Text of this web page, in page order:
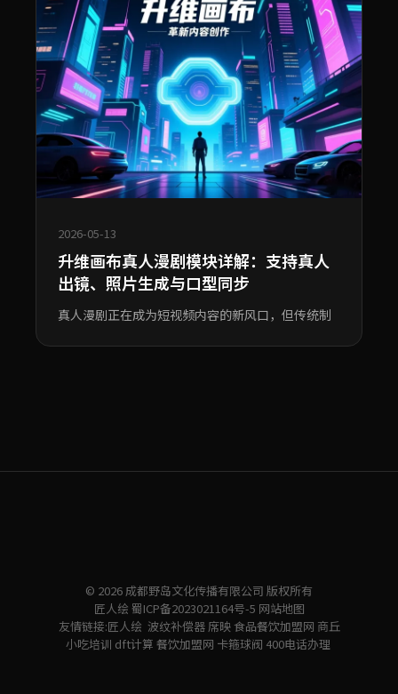
2026-05-13
升维画布真人漫剧模块详解：支持真人
出镜、照片生成与口型同步
真人漫剧正在成为短视频内容的新风口，但传统制
© 2026 成都野岛文化传播有限公司 版权所有
匠人绘 蜀ICP备2023021164号-5 网站地图
友情链接:匠人绘 波纹补偿器 席映食品餐饮加盟网 商丘
小吃培训 dft计算 餐饮加盟网 卡箍球阀 400电话办理